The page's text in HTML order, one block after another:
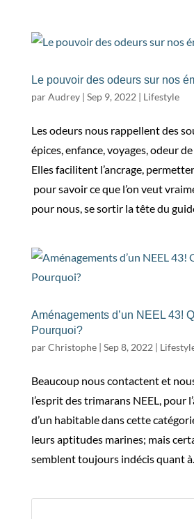
Le pouvoir des odeurs sur nos
parAudrey| Sep 9, 2022 | Lifestyle
Les odeurs nous rappellent des
épices, enfance, voyages, odeur
Elles facilitent l’ancrage,
pour savoir ce que l’on veut
pour nous, se sortir la tête du
Aménagements d’un NEEL 43!
Pourquoi?
parChristophe| Sep 8, 2022 |
Beaucoup nous contactent et
l’esprit des trimarans NEEL, pour
d’un habitable dans cette
leurs aptitudes marines; mais
semblent toujours indécis quant